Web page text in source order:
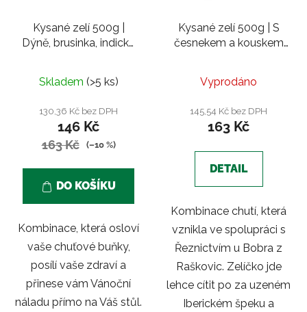
Kysané zelí 500g |
Dýně, brusinka, indické
hodnocení
produktu
je
5,0
5
Skladem (>5 ks)
130,36 Kč bez DPH
146 Kč
163 Kč (–10 %)
DO KOŠÍKU
Kombinace, která osloví
vaše chuťové buňky,
posílí vaše zdraví a
přinese vám Vánoční
náladu přímo na Váš stůl.
Kysané zelí 500g | S
česnekem a kouskem
Vyprodáno
145,54 Kč bez DPH
163 Kč
DETAIL
Kombinace chutí, která
vznikla ve spolupráci s
Řeznictvím u Bobra z
Raškovic. Zelíčko jde
lehce cítit po za uzeném
Iberickém špeku a